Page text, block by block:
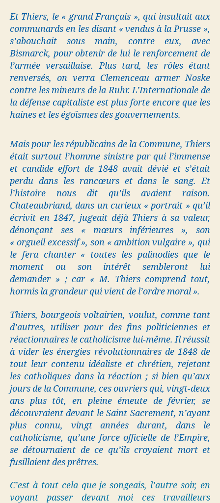
Et Thiers, le « grand Français », qui insultait aux
communards en les disant « vendus à la Prusse »,
s’abouchait sous main, contre eux, avec
Bismarck, pour obtenir de lui le renforcement de
l’armée versaillaise. Plus tard, les rôles étant
renversés, on verra Clemenceau armer Noske
contre les mineurs de la Ruhr. L’Internationale de
la défense capitaliste est plus forte encore que les
haines et les égoïsmes des gouvernements.
Mais pour les républicains de la Commune, Thiers
était surtout l’homme sinistre par qui l’immense
et candide effort de 1848 avait dévié et s’était
perdu dans les rancœurs et dans le sang. Et
l’histoire nous dit qu’ils avaient raison.
Chateaubriand, dans un curieux « portrait » qu’il
écrivit en 1847, jugeait déjà Thiers à sa valeur,
dénonçant ses « mœurs inférieures », son
« orgueil excessif », son « ambition vulgaire », qui
le fera chanter « toutes les palinodies que le
moment ou son intérêt sembleront lui
demander » ; car « M. Thiers comprend tout,
hormis la grandeur qui vient de l’ordre moral ».
Thiers, bourgeois voltairien, voulut, comme tant
d’autres, utiliser pour des fins politiciennes et
réactionnaires le catholicisme lui-même. Il réussit
à vider les énergies révolutionnaires de 1848 de
tout leur contenu idéaliste et chrétien, rejetant
les catholiques dans la réaction ; si bien qu’aux
jours de la Commune, ces ouvriers qui, vingt-deux
ans plus tôt, en pleine émeute de février, se
découvraient devant le Saint Sacrement, n’ayant
plus connu, vingt années durant, dans le
catholicisme, qu’une force officielle de l’Empire,
se détournaient de ce qu’ils croyaient mort et
fusillaient des prêtres.
C’est à tout cela que je songeais, l’autre soir, en
voyant passer devant moi ces travailleurs